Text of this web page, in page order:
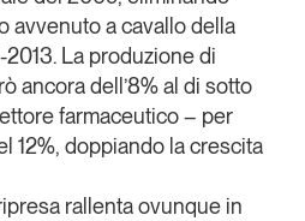
avvenuto a cavallo della
2013. La produzione di
ancora dell’8% al di sotto
farmaceutico – per
12%, doppiando la crescita
rallenta ovunque in